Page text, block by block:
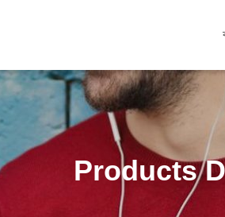
Products